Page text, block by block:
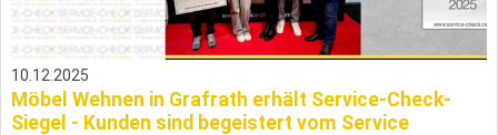
10.12.2025
Möbel Wehnen in Grafrath erhält Service-Check-
Siegel - Kunden sind begeistert vom Service